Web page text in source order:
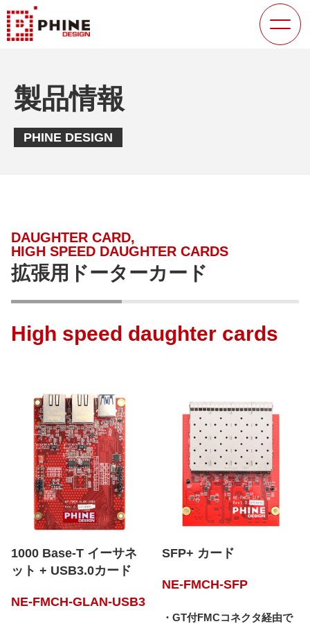
製品情報
PHINE DESIGN
DAUGHTER CARD,
HIGH SPEED DAUGHTER CARDS
拡張用ドーターカード
High speed daughter cards
1000 Base-T イーサネ
ット + USB3.0カード
NE-FMCH-GLAN-USB3
SFP+ カード
NE-FMCH-SFP
・GT付FMCコネクタ経由で